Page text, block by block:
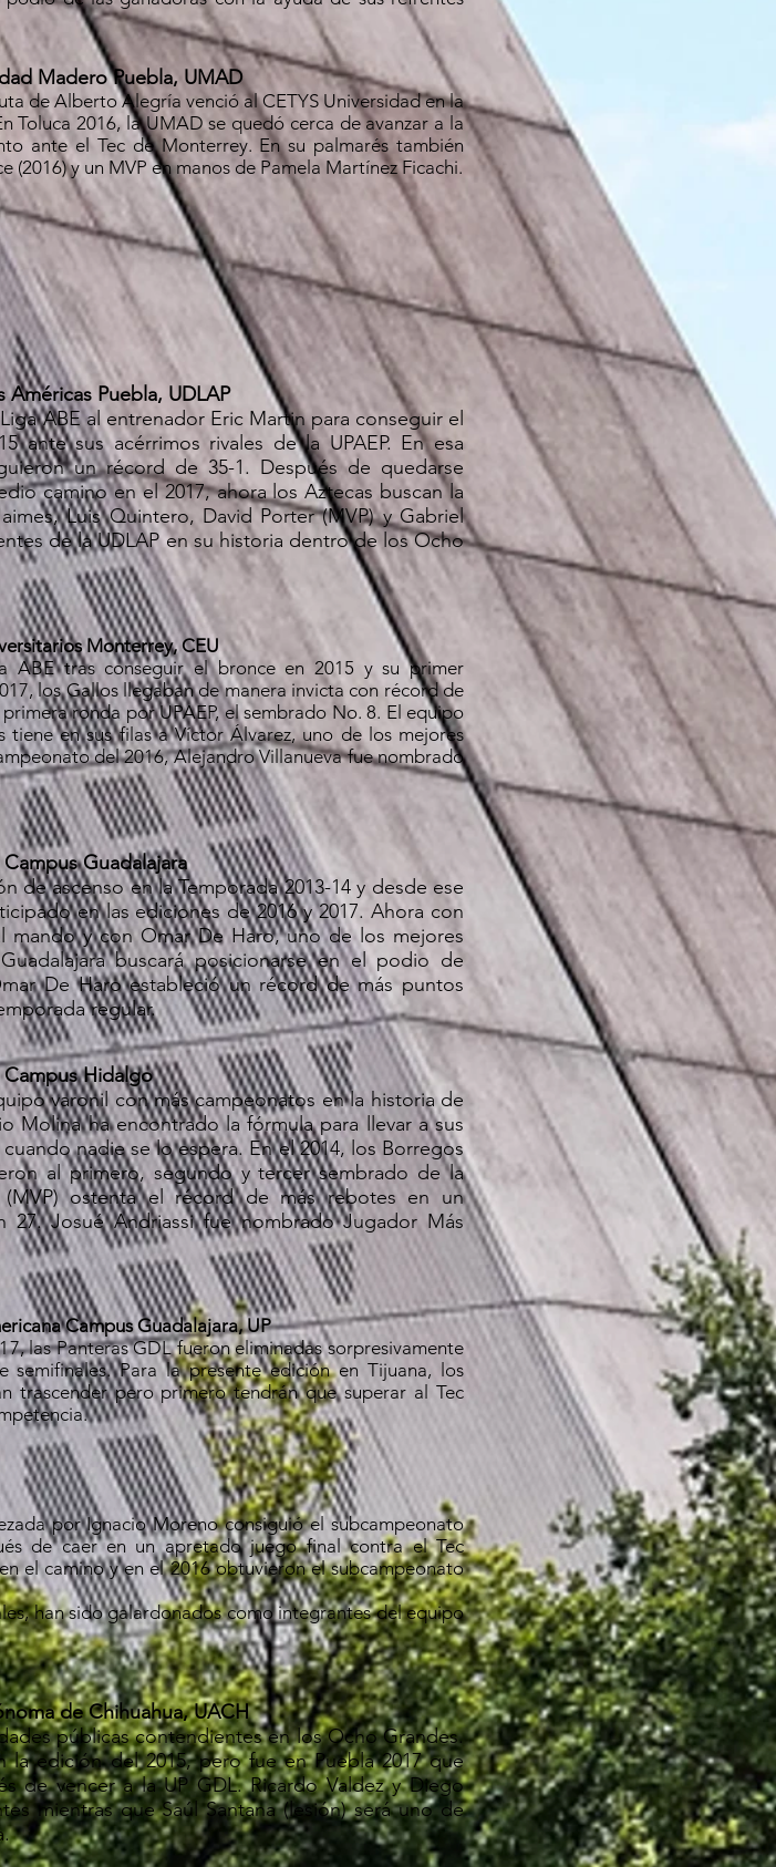
Madero Puebla, UMAD
de Alberto Alegría venció al CETYS Universidad en la
Toluca 2016, la UMAD se quedó cerca de avanzar a la
ante el Tec de Monterrey. En su palmarés también
(2016) y un MVP en manos de Pamela Martínez Ficachi.
Puebla, UDLAP
ABE al entrenador Eric Martin para conseguir el
ante sus acérrimos rivales de la UPAEP. En esa
un récord de 35-1. Después de quedarse
camino en el 2017, ahora los Aztecas buscan la
Luis Quintero, David Porter (MVP) y Gabriel
de la UDLAP en su historia dentro de los Ocho
Monterrey, CEU
ABE tras conseguir el bronce en 2015 y su primer
los Gallos llegaban de manera invicta con récord de
ronda por UPAEP, el sembrado No. 8. El equipo
tiene en sus filas a Víctor Álvarez, uno de los mejores
del 2016, Alejandro Villanueva fue nombrado
Guadalajara
de ascenso en la Temporada 2013-14 y desde ese
en las ediciones de 2016 y 2017. Ahora con
mando y con Omar De Haro, uno de los mejores
buscará posicionarse en el podio de
De Haro estableció un récord de más puntos
regular.
Hidalgo
varonil con más campeonatos en la historia de
Molina ha encontrado la fórmula para llevar a sus
nadie se lo espera. En el 2014, los Borregos
al primero, segundo y tercer sembrado de la
(MVP) ostenta el récord de más rebotes en un
Josué Andriassi fue nombrado Jugador Más
Campus Guadalajara, UP
las Panteras GDL fueron eliminadas sorpresivamente
Para la presente edición en Tijuana, los
trascender pero primero tendrán que superar al Tec
por Ignacio Moreno consiguió el subcampeonato
de caer en un apretado juego final contra el Tec
el camino y en el 2016 obtuvieron el subcampeonato
han sido galardonados como integrantes del equipo
de Chihuahua, UACH
públicas contendientes en los Ocho Grandes.
la edición del 2015, pero fue en Puebla 2017 que
de vencer a la UP GDL. Ricardo Valdez y Diego
mientras que Saúl Santana (lesión) será uno de